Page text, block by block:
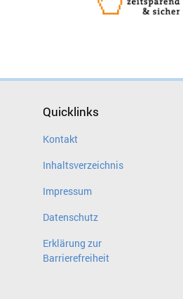
Quicklinks
Kontakt
Inhaltsverzeichnis
Impressum
Datenschutz
Erklärung zur
Barrierefreiheit